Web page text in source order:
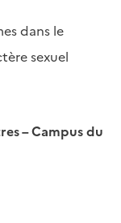
dans le
sexuel
– Campus du